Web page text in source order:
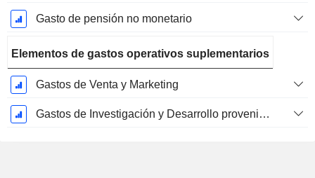
Gasto de pensión no monetario
Elementos de gastos operativos suplementarios
Gastos de Venta y Marketing
Gastos de Investigación y Desarrollo provenientes de las Notas al Pie de Página